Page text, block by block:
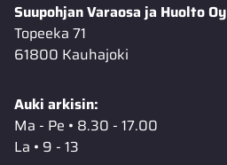
Suupohjan Varaosa ja Huolto Oy
Topeeka 71
61800 Kauhajoki
Auki arkisin:
Ma - Pe • 8.30 - 17.00
La • 9 - 13